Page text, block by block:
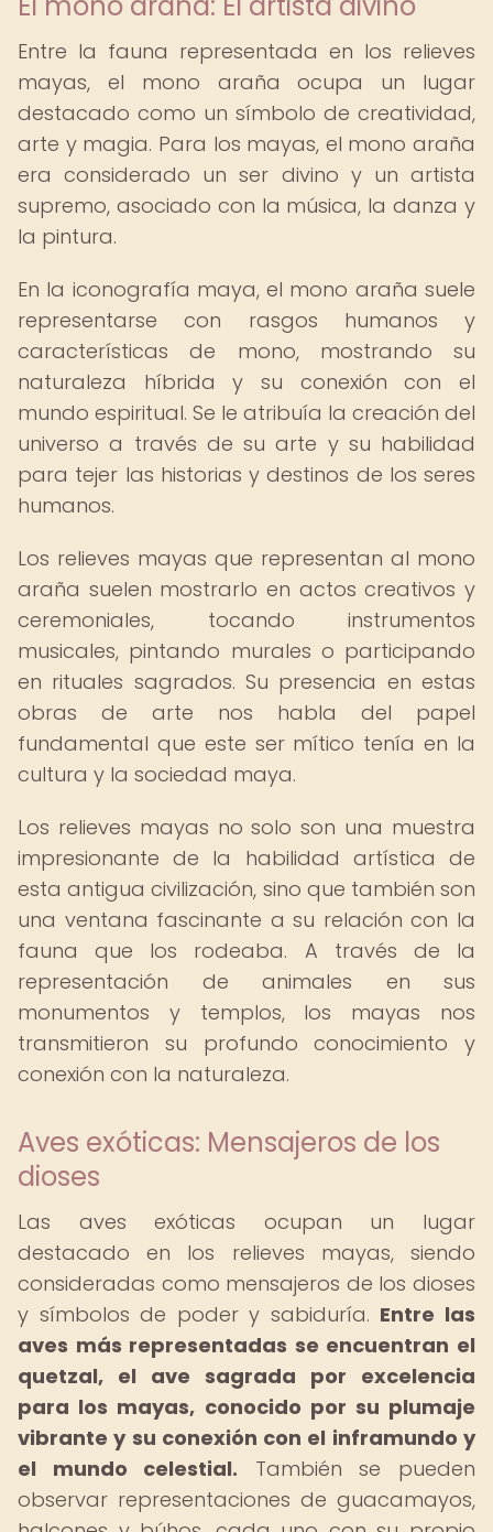
Entre la fauna representada en los relieves
mayas, el mono araña ocupa un lugar
destacado como un símbolo de creatividad,
arte y magia. Para los mayas, el mono araña
era considerado un ser divino y un artista
supremo, asociado con la música, la danza y
la pintura.
En la iconografía maya, el mono araña suele
representarse con rasgos humanos y
características de mono, mostrando su
naturaleza híbrida y su conexión con el
mundo espiritual. Se le atribuía la creación del
universo a través de su arte y su habilidad
para tejer las historias y destinos de los seres
humanos.
Los relieves mayas que representan al mono
araña suelen mostrarlo en actos creativos y
ceremoniales, tocando instrumentos
musicales, pintando murales o participando
en rituales sagrados. Su presencia en estas
obras de arte nos habla del papel
fundamental que este ser mítico tenía en la
cultura y la sociedad maya.
Los relieves mayas no solo son una muestra
impresionante de la habilidad artística de
esta antigua civilización, sino que también son
una ventana fascinante a su relación con la
fauna que los rodeaba. A través de la
representación de animales en sus
monumentos y templos, los mayas nos
transmitieron su profundo conocimiento y
conexión con la naturaleza.
Aves exóticas: Mensajeros de los
dioses
Las aves exóticas ocupan un lugar
destacado en los relieves mayas, siendo
consideradas como mensajeros de los dioses
y símbolos de poder y sabiduría. Entre las
aves más representadas se encuentran el
quetzal, el ave sagrada por excelencia
para los mayas, conocido por su plumaje
vibrante y su conexión con el inframundo y
el mundo celestial. También se pueden
observar representaciones de guacamayos,